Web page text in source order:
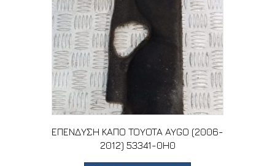
ΕΠΕΝΔΥΣΗ ΚΑΠΟ TOYOTA AYGO (2006-
2012) 53341-0H0